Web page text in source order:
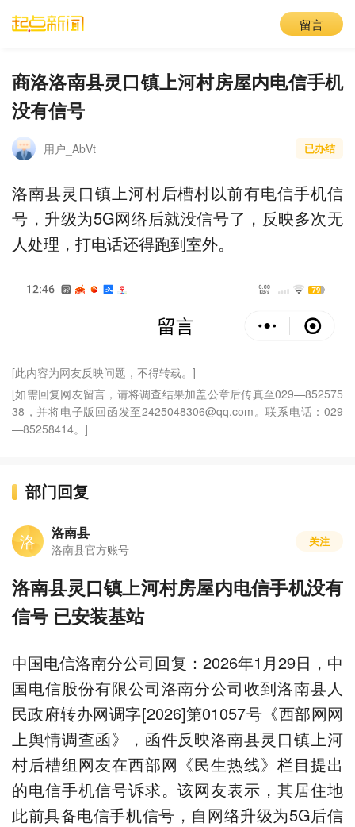
留言
商洛洛南县灵口镇上河村房屋内电信手机
没有信号
用户_AbVt 已办结
洛南县灵口镇上河村后槽村以前有电信手机信
号，升级为5G网络后就没信号了，反映多次无
人处理，打电话还得跑到室外。
[此内容为网友反映问题，不得转载。]
[如需回复网友留言，请将调查结果加盖公章后传真至029—852575
38，并将电子版回函发至2425048306@qq.com。联系电话：029
—85258414。]
部门回复
洛 洛南县
洛南县官方账号
关注
洛南县灵口镇上河村房屋内电信手机没有
信号 已安装基站
中国电信洛南分公司回复：2026年1月29日，中
国电信股份有限公司洛南分公司收到洛南县人
民政府转办网调字[2026]第01057号《西部网网
上舆情调查函》，函件反映洛南县灵口镇上河
村后槽组网友在西部网《民生热线》栏目提出
的电信手机信号诉求。该网友表示，其居住地
此前具备电信手机信号，自网络升级为5G后信